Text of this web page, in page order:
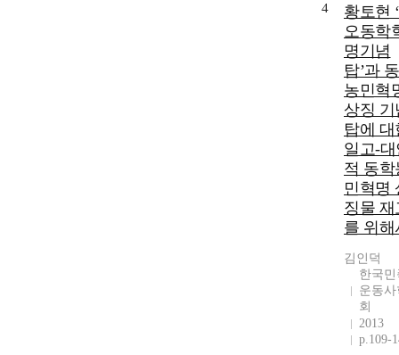
4
황토현
오동학
명기념
탑’과
농민혁
상징 기
탑에 대
일고-대
적 동학
민혁명
징물 재
를 위해
김인덕
한국민
운동사
회
2013
p.109-